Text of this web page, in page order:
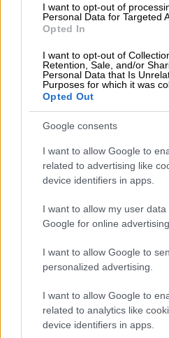
I want to opt-out of
Personal Data for Targeted
Opted In
I want to opt-out of
Retention, Sale, and/or
Personal Data that Is
Purposes for which it was
Opted Out
Google consents
I want to allow Google to
related to advertising like
device identifiers in apps.
I want to allow my user
Google for online
I want to allow Google to
personalized advertising.
I want to allow Google to
related to analytics like
device identifiers in apps.
5.1.2022
Kassaturva, nyt jo
edestä rahoitettuja
ottaa palvelu käyttöön
Yrittäjän
Yksinkertaista
käytä aikasi